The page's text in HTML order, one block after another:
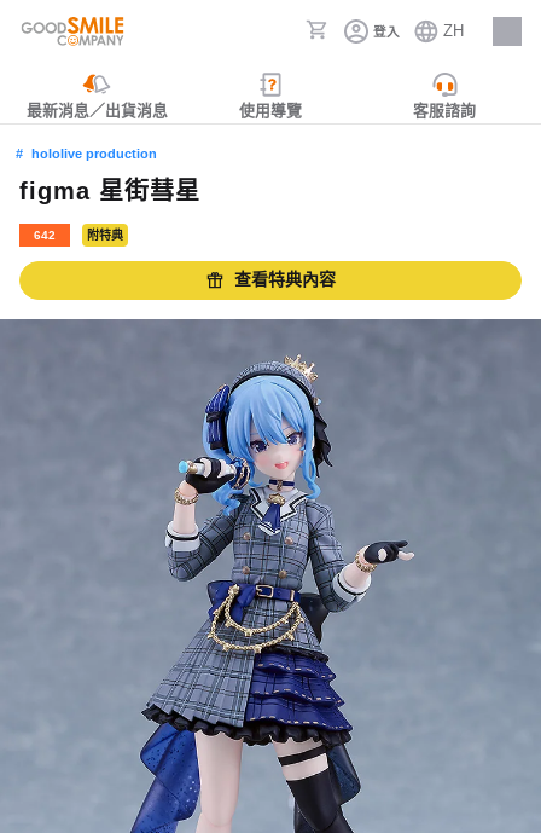
登入 ZH
人才招募
最新消息／出貨消息 使用導覽 客服諮詢
hololive production
figma 星街彗星
642 附特典
查看特典內容